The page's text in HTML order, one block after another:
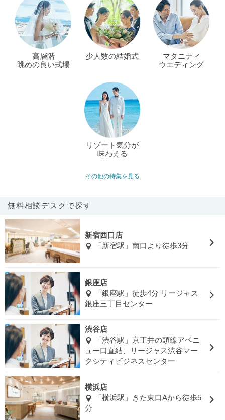
高層階
眺めの良い式場
少人数の結婚式
マタニティ
ウエディング
リゾート気分が
味わえる
その他の特集を見る
無料相談デスクで探す
新宿西口店
「新宿駅」南口より徒歩3分
銀座店
「銀座駅」徒歩4分 リージャス
銀座三丁目センター
渋谷店
「渋谷駅」京王井の頭線アベニ
ュー口直結、リージャス渋谷マー
クシティビジネスセンター
横浜店
「横浜駅」きた東口Aから徒歩5
分